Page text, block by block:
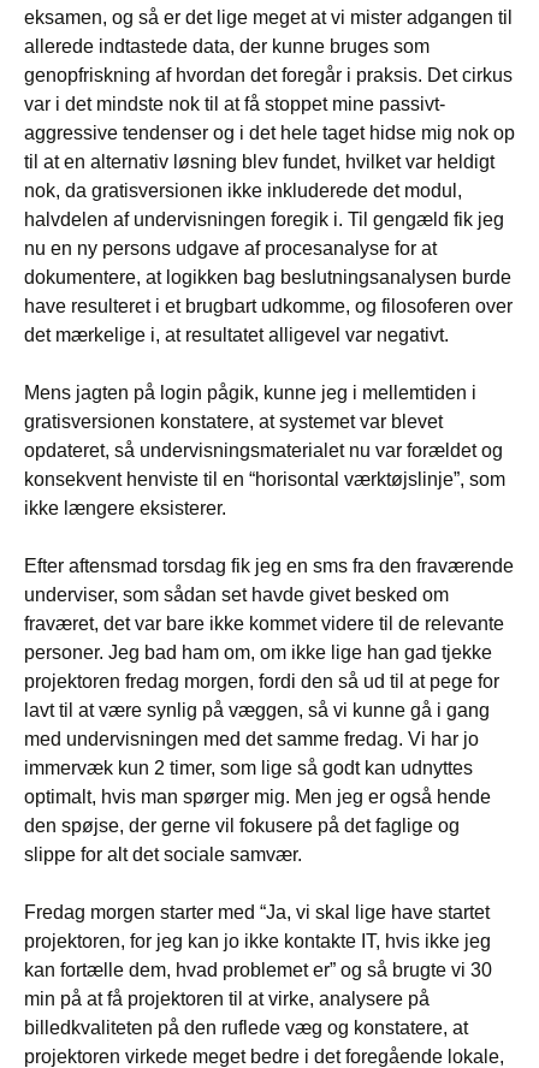
eksamen, og så er det lige meget at vi mister adgangen til
allerede indtastede data, der kunne bruges som
genopfriskning af hvordan det foregår i praksis. Det cirkus
var i det mindste nok til at få stoppet mine passivt-
aggressive tendenser og i det hele taget hidse mig nok op
til at en alternativ løsning blev fundet, hvilket var heldigt
nok, da gratisversionen ikke inkluderede det modul,
halvdelen af undervisningen foregik i. Til gengæld fik jeg
nu en ny persons udgave af procesanalyse for at
dokumentere, at logikken bag beslutningsanalysen burde
have resulteret i et brugbart udkomme, og filosoferen over
det mærkelige i, at resultatet alligevel var negativt.
Mens jagten på login pågik, kunne jeg i mellemtiden i
gratisversionen konstatere, at systemet var blevet
opdateret, så undervisningsmaterialet nu var forældet og
konsekvent henviste til en “horisontal værktøjslinje”, som
ikke længere eksisterer.
Efter aftensmad torsdag fik jeg en sms fra den fraværende
underviser, som sådan set havde givet besked om
fraværet, det var bare ikke kommet videre til de relevante
personer. Jeg bad ham om, om ikke lige han gad tjekke
projektoren fredag morgen, fordi den så ud til at pege for
lavt til at være synlig på væggen, så vi kunne gå i gang
med undervisningen med det samme fredag. Vi har jo
immervæk kun 2 timer, som lige så godt kan udnyttes
optimalt, hvis man spørger mig. Men jeg er også hende
den spøjse, der gerne vil fokusere på det faglige og
slippe for alt det sociale samvær.
Fredag morgen starter med “Ja, vi skal lige have startet
projektoren, for jeg kan jo ikke kontakte IT, hvis ikke jeg
kan fortælle dem, hvad problemet er” og så brugte vi 30
min på at få projektoren til at virke, analysere på
billedkvaliteten på den ruflede væg og konstatere, at
projektoren virkede meget bedre i det foregående lokale,